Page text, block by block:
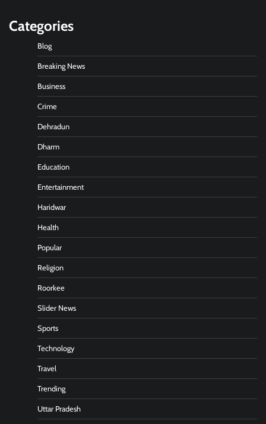
Categories
Blog
Breaking News
Business
Crime
Dehradun
Dharm
Education
Entertainment
Haridwar
Health
Popular
Religion
Roorkee
Slider News
Sports
Technology
Travel
Trending
Uttar Pradesh